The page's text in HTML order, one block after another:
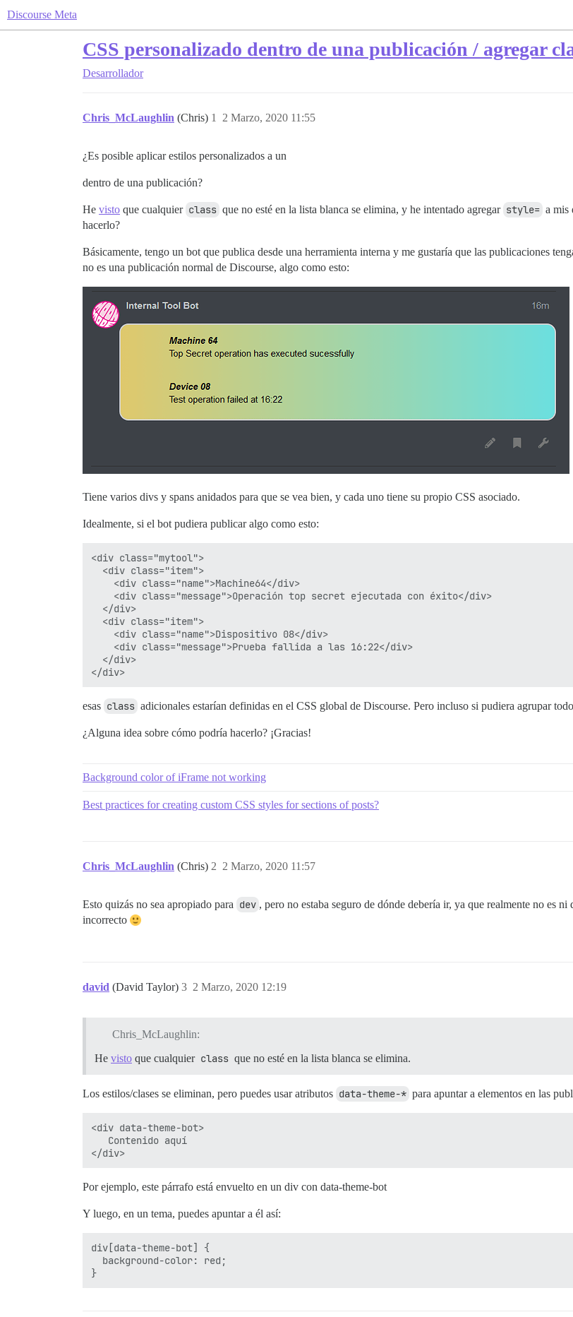
Discourse Meta
CSS personalizado dentro de una publicación / agregar
Desarrollador
Chris_McLaughlin (Chris) 2 Marzo, 2020 11:55
1
¿Es posible aplicar estilos personalizados a un
dentro de una publicación?
He visto que cualquier class que no esté en la lista blanca se elimina, y he intentado agregar style= a mis
hacerlo?
Básicamente, tengo un bot que publica desde una herramienta interna y me gustaría que las publicaciones
no es una publicación normal de Discourse, algo como esto:
Tiene varios divs y spans anidados para que se vea bien, y cada uno tiene su propio CSS asociado.
Idealmente, si el bot pudiera publicar algo como esto:
<div class="mytool">
  <div class="item">
    <div class="name">Machine64</div>
    <div class="message">Operación top secret ejecutada con éxito</div>
  </div>
  <div class="item">
    <div class="name">Dispositivo 08</div>
    <div class="message">Prueba fallida a las 16:22</div>
  </div>
esas class adicionales estarían definidas en el CSS global de Discourse. Pero incluso si pudiera agrupar
¿Alguna idea sobre cómo podría hacerlo? ¡Gracias!
Background color of iFrame not working
Best practices for creating custom CSS styles for sections of posts?
Chris_McLaughlin (Chris) 2 Marzo, 2020 11:57
2
Esto quizás no sea apropiado para dev , pero no estaba seguro de dónde debería ir, ya que realmente no es
incorrecto
david (David Taylor) 2 Marzo, 2020 12:19
3
Chris_McLaughlin:
He visto que cualquier class que no esté en la lista blanca se elimina.
Los estilos/clases se eliminan, pero puedes usar atributos data-theme-* para apuntar a elementos en las
<div data-theme-bot>
   Contenido aquí
Por ejemplo, este párrafo está envuelto en un div con data-theme-bot
Y luego, en un tema, puedes apuntar a él así:
div[data-theme-bot] {
  background-color: red;